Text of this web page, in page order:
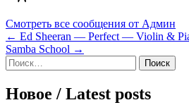
Смотреть все сообщения от Админ
Навигация
по
записям
← Ed Sheeran — Perfect — Violin &
Samba School →
Sidebar
Найти:
Новое / Latest posts